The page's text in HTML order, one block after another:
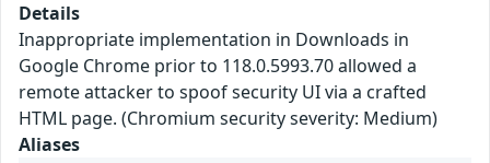
Details
Inappropriate implementation in Downloads in
Google Chrome prior to 118.0.5993.70 allowed a
remote attacker to spoof security UI via a crafted
HTML page. (Chromium security severity: Medium)
Aliases